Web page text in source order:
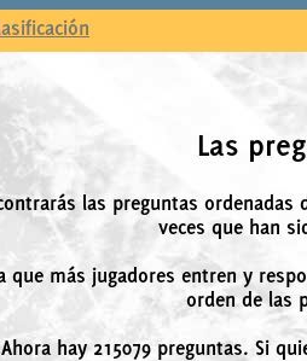
Las
las preguntas
veces que han
que más jugadores entren y
orden de las
Ahora hay 215079 preguntas. Si